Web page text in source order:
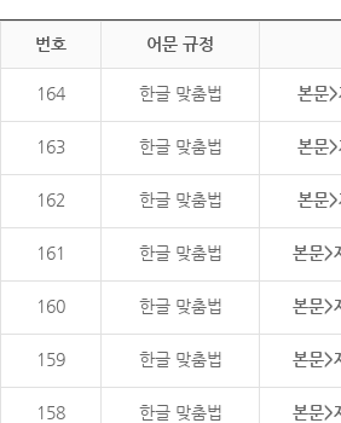
번호 어문 규정
164 한글 맞춤법 본문
163 한글 맞춤법 본문
162 한글 맞춤법 본문
161 한글 맞춤법 본문>
160 한글 맞춤법 본문>
159 한글 맞춤법 본문>
158 한글 맞춤법 본문>